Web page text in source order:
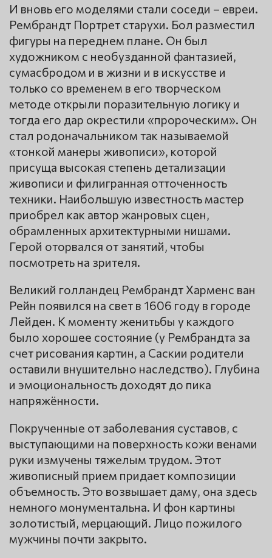
И вновь его моделями стали соседи – евреи.
Рембрандт Портрет старухи. Бол разместил
фигуры на переднем плане. Он был
художником с необузданной фантазией,
сумасбродом и в жизни и в искусстве и
только со временем в его творческом
методе открыли поразительную логику и
тогда его дар окрестили «пророческим». Он
стал родоначальником так называемой
«тонкой манеры живописи», которой
присуща высокая степень детализации
живописи и филигранная отточенность
техники. Наибольшую известность мастер
приобрел как автор жанровых сцен,
обрамленных архитектурными нишами.
Герой оторвался от занятий, чтобы
посмотреть на зрителя.
Великий голландец Рембрандт Харменс ван
Рейн появился на свет в 1606 году в городе
Лейден. К моменту женитьбы у каждого
было хорошее состояние (у Рембрандта за
счет рисования картин, а Саскии родители
оставили внушительно наследство). Глубина
и эмоциональность доходят до пика
напряжённости.
Покрученные от заболевания суставов, с
выступающими на поверхность кожи венами
руки измучены тяжелым трудом. Этот
живописный прием придает композиции
объемность. Это возвышает даму, она здесь
немного монументальна. И фон картины
золотистый, мерцающий. Лицо пожилого
мужчины почти закрыто.